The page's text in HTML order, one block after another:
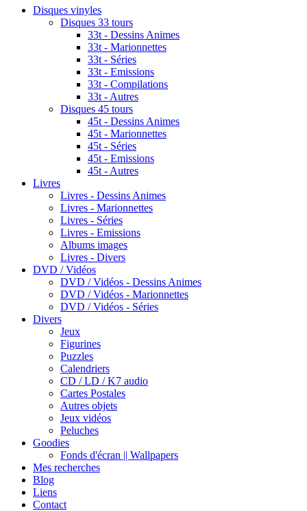
Disques vinyles
Disques 33 tours
33t - Dessins Animes
33t - Marionnettes
33t - Séries
33t - Emissions
33t - Compilations
33t - Autres
Disques 45 tours
45t - Dessins Animes
45t - Marionnettes
45t - Séries
45t - Emissions
45t - Autres
Livres
Livres - Dessins Animes
Livres - Marionnettes
Livres - Séries
Livres - Emissions
Albums images
Livres - Divers
DVD / Vidéos
DVD / Vidéos - Dessins Animes
DVD / Vidéos - Marionnettes
DVD / Vidéos - Séries
Divers
Jeux
Figurines
Puzzles
Calendriers
CD / LD / K7 audio
Cartes Postales
Autres objets
Jeux vidéos
Peluches
Goodies
Fonds d'écran || Wallpapers
Mes recherches
Blog
Liens
Contact